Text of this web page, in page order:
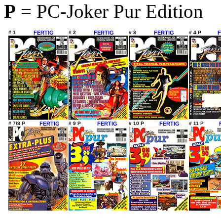
P = PC-Joker Pur Edition
# 1 FERTIG # 2 FERTIG # 3 FERTIG # 4 P
# 7/8 P FERTIG # 9 P FERTIG # 10 P FERTIG # 11 P